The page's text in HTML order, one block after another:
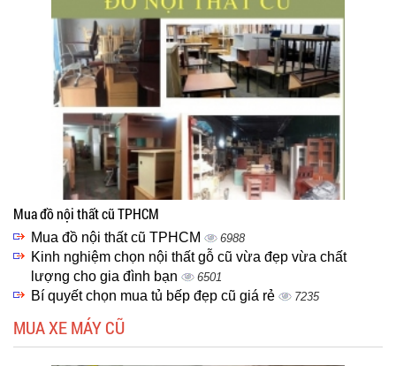
Mua đồ nội thất cũ TPHCM
Mua đồ nội thất cũ TPHCM 6988
Kinh nghiệm chọn nội thất gỗ cũ vừa đẹp vừa chất
lượng cho gia đình bạn
6501
Bí quyết chọn mua tủ bếp đẹp cũ giá rẻ 7235
MUA XE MÁY CŨ